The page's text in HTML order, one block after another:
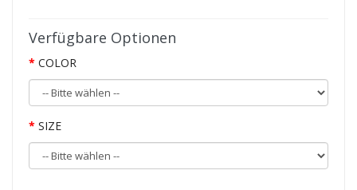
Verfügbare Optionen
COLOR
SIZE